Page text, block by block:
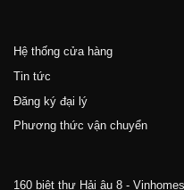
Hệ thống cửa hàng
Tin tức
Đăng ký đại lý
Phương thức vận chuyển
160 biệt thự Hải âu 8 -